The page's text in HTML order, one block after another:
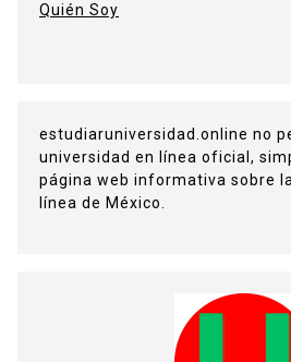
Quién Soy
estudiaruniversidad.online no
universidad en línea oficial,
página web informativa sobre
línea de México.